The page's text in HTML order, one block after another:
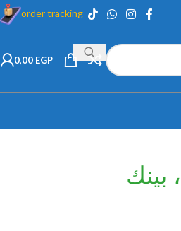
order tracking
0,00 EGP